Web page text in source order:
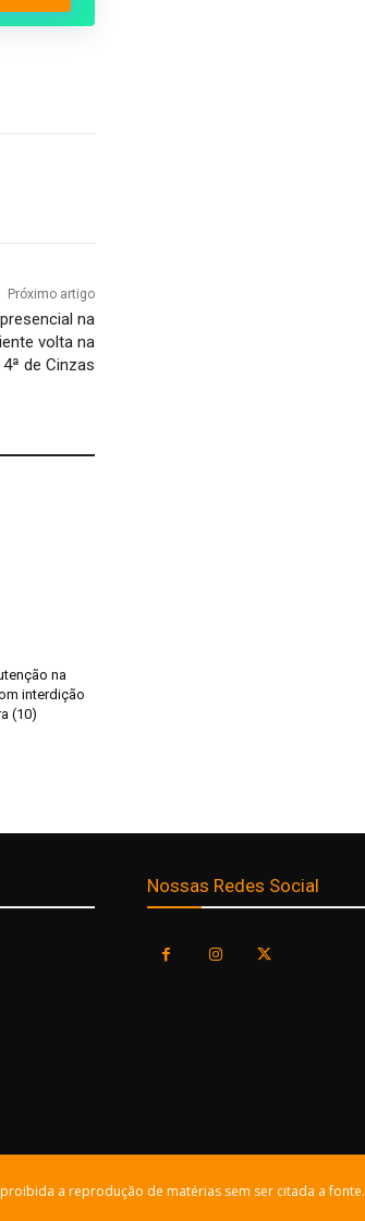
Próximo artigo
na
volta na
4ª de Cinzas
na
interdição
(10)
Nossas Redes Social
proibida a reprodução de matérias sem ser citada a fonte.